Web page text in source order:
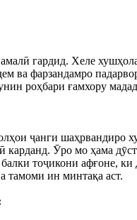
гардид. Хеле
ва фарзандамро
роҳбари ғамхору
ҷанги шаҳрвандиро
Ӯро мо ҳама
тоҷикони афғоне,
тамоми ин минтақа аст.